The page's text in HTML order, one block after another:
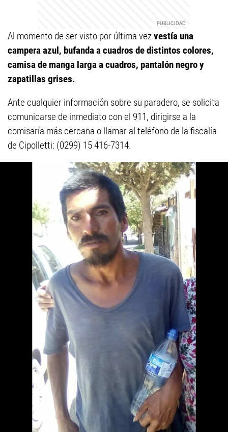
Al momento de ser visto por última vezvestía una
campera azul, bufanda a cuadros de distintos colores,
camisa de manga larga a cuadros, pantalón negro y
zapatillas grises.
Ante cualquier información sobre su paradero, se solicita
comunicarse de inmediato con el 911, dirigirse a la
comisaría más cercana o llamar al teléfono de la fiscalía
de Cipolletti: (0299) 15 416-7314.